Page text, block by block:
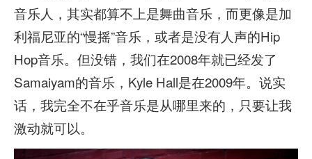
音乐人，其实都算不上是舞曲音乐，而更像是加
利福尼亚的“慢摇”音乐，或者是没有人声的Hip
Hop音乐。但没错，我们在2008年就已经发了
Samaiyam的音乐，Kyle Hall是在2009年。说实
话，我完全不在乎音乐是从哪里来的，只要让我
激动就可以。